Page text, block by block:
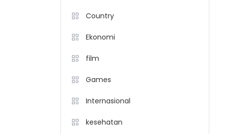
Country
Ekonomi
film
Games
Internasional
kesehatan